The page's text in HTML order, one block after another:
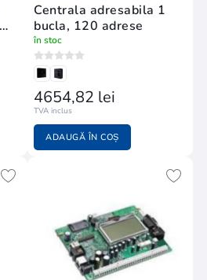
Centrala adresabila 1
bucla, 120 adrese
în stoc
4654,82 lei
TVA inclus
ADAUGĂ ÎN COȘ